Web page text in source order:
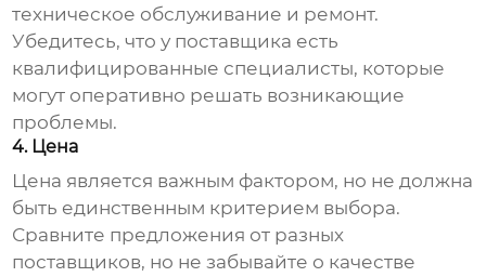
техническое обслуживание и ремонт.
Убедитесь, что у поставщика есть
квалифицированные специалисты, которые
могут оперативно решать возникающие
проблемы.
4. Цена
Цена является важным фактором, но не должна
быть единственным критерием выбора.
Сравните предложения от разных
поставщиков, но не забывайте о качестве